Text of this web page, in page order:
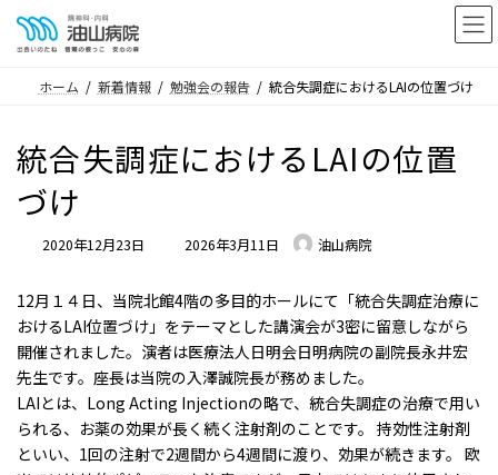
ホーム 新着情報 勉強会の報告 統合失調症におけるLAIの位置づけ
統合失調症におけるLAIの位置
づけ
2020年12月23日
最
更
新
日
時
:
2026年3月11日 油山病院
12月１４日、当院北館4階の多目的ホールにて「統合失調症治療に
おけるLAI位置づけ」をテーマとした講演会が3密に留意しながら
開催されました。演者は医療法人日明会日明病院の副院長永井宏
先生です。座長は当院の入澤誠院長が務めました。
LAIとは、Long Acting Injectionの略で、統合失調症の治療で用い
られる、お薬の効果が長く続く注射剤のことです。 持効性注射剤
といい、1回の注射で2週間から4週間に渡り、効果が続きます。 欧